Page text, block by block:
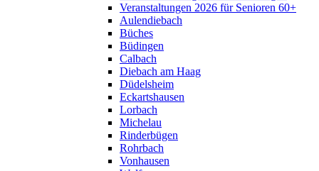
Veranstaltungen 2026 für Senioren 60+
Aulendiebach
Büches
Büdingen
Calbach
Diebach am Haag
Düdelsheim
Eckartshausen
Lorbach
Michelau
Rinderbügen
Rohrbach
Vonhausen